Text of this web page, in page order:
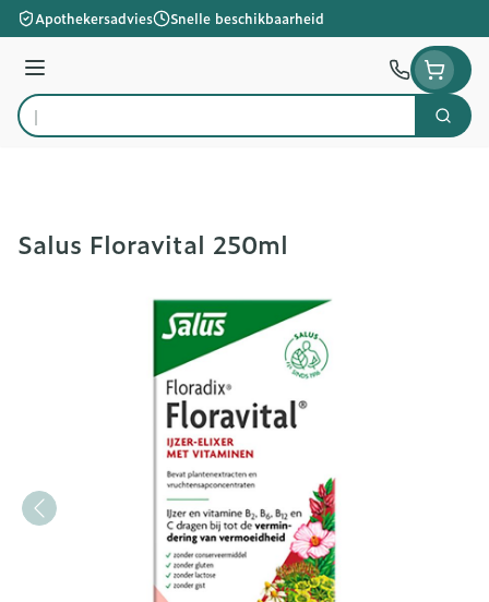
Ga naar de inhoud
Apothekersadvies Snelle beschikbaarheid
Menu
Product, merk, categorie...
Zoek
Salus Floravital 250ml